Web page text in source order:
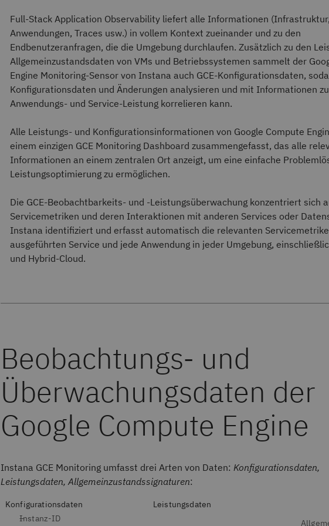
Full-Stack Application Observability liefert alle Informationen
Anwendungen, Traces usw.) in vollem Kontext zueinander und zu den
Endbenutzeranfragen, die die Umgebung durchlaufen. Zusätzlich zu den
Allgemeinzustandsdaten von VMs und Betriebssystemen sammelt der
Engine Monitoring-Sensor von Instana auch GCE-Konfigurationsdaten,
Konfigurationsdaten und Änderungen analysieren und mit Informationen
Anwendungs- und Service-Leistung korrelieren kann.
Alle Leistungs- und Konfigurationsinformationen von Google Compute
einem einzigen GCE Monitoring Dashboard zusammengefasst, das alle
Informationen an einem zentralen Ort anzeigt, um eine einfache
Leistungsoptimierung zu ermöglichen.
Die GCE-Beobachtbarkeits- und -Leistungsüberwachung konzentriert sich
Servicemetriken und deren Interaktionen mit anderen Services oder
Instana identifiziert und erfasst automatisch die relevanten
ausgeführten Service und jede Anwendung in jeder Umgebung,
und Hybrid-Cloud.
Beobachtungs- und
Überwachungsdaten der
Google Compute Engine
Instana GCE Monitoring umfasst drei Arten von Daten: Konfigurationsdaten,
Leistungsdaten, Allgemeinzustandssignaturen:
Konfigurationsdaten
Instanz-ID
Leistungsdaten